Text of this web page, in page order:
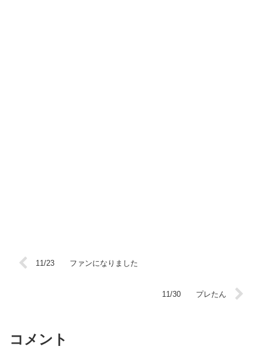
11/23 ファンになりました
11/30 プレたん
コメント